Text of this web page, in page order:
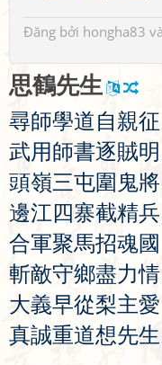
Đăng bởi hongha83
思鶴先生
尋師學道自親征
武用師書逐賊明
頭嶺三屯圍 鬼將
邊江四寨截精兵
合軍聚馬招魂國
斬敵守鄉盡力情
大義早從梨主愛
真誠重道想先生